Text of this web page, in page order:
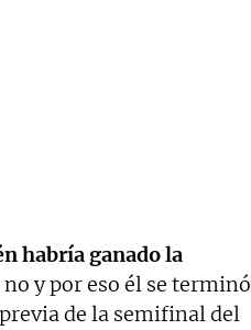
habría ganado la
y por eso él se terminó
de la semifinal del